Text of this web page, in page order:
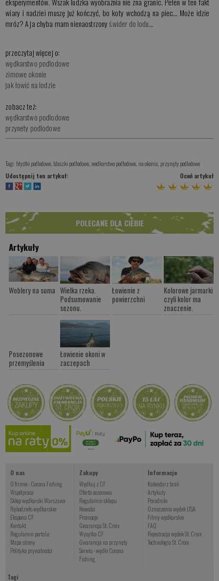
wiary i nadziei muszę już kończyć, bo koty wchodzą na piec… Może idzie
mróz? A ja chyba mam nienaostrzonyświder do lodu…
przeczytaj więcej o:
wędkarstwo podlodowe
zimowe okonie
jak łowić na lodzie
zobacz też:
wędkarstwo podlodowe
przynety podlodowe
Tagi: błystki podlodowe blaszki podlodowe ,wedkarstwo podlodowe na okonia przynęty podlodowe
Udostępnij ten artykuł:
Oceń artykuł
POLECANE DLA CIEBIE
Artykuły
Woblery na suma Wielka rzeka.
Podsumowanie
sezonu.
Łowienie z
powierzchni
Kolorowe jarmarki
czyli kolor ma
znaczenie.
Posezonowe
przemyślenia
Łowienie okoni w
zaczepach
O nas
O firmie - Corona Fishing
Współpraca
Sklep wędkarski Warszawa
Rękodzieło wędkarskie
Eksperci CF
Kontakt
Regulamin portalu
Mapa strony
Polityka prywatności
Zakupy
Wędkuj z CF
Oferta sezonowa
Regulamin sklepu
Nowości
Promocje
Gwarancja St. Croix
Wysyłka CF
Gwarancja na przynęty
Serwis - wędki Corona
Fishing
Informacje
Kalendarz brań
Artykuły
Poradniki
Oznaczenia wędek USA
Filmy wędkarskie
FAQ
Rejestracja wędek St. Croix
Technologia St. Croix
Tagi